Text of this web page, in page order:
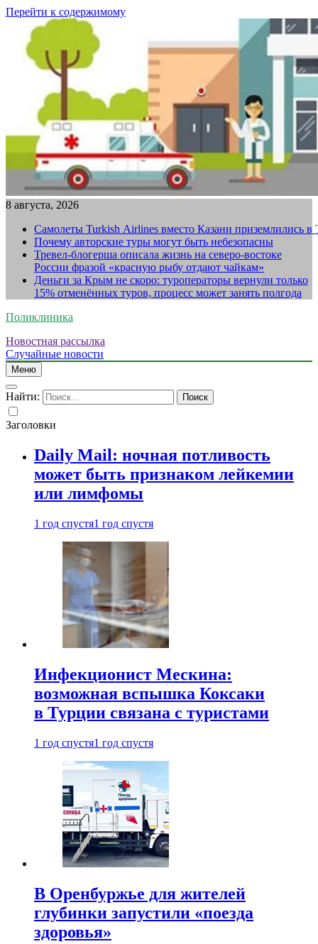
Перейти к содержимому
8 августа, 2026
Самолеты Turkish Airlines вместо Казани приземлились в
Почему авторские туры могут быть небезопасны
Тревел-блогерша описала жизнь на северо-востоке
России фразой «красную рыбу отдают чайкам»
Деньги за Крым не скоро: туроператоры вернули только
15% отменённых туров, процесс может занять полгода
Поликлиника
Новостная рассылка
Случайные новости
Меню
Найти:
Заголовки
Daily Mail: ночная потливость
может быть признаком лейкемии
или лимфомы
1 год спустя1 год спустя
Инфекционист Мескина:
возможная вспышка Коксаки
в Турции связана с туристами
1 год спустя1 год спустя
В Оренбуржье для жителей
глубинки запустили «поезда
здоровья»